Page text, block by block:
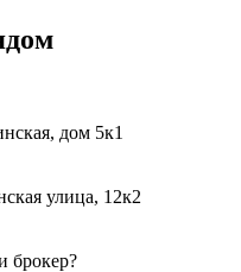
дом 5к1
улица, 12к2
брокер?